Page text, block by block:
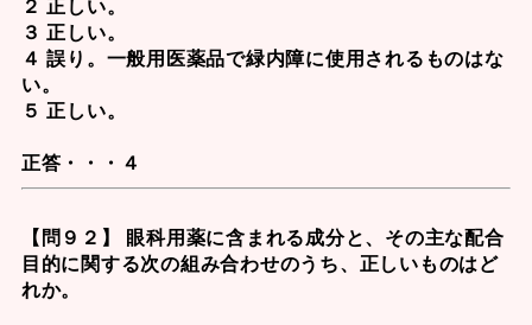
２ 正しい。
３ 正しい。
４ 誤り。一般用医薬品で緑内障に使用されるものはな
い。
５ 正しい。
正答・・・４
【問９２】 眼科用薬に含まれる成分と、その主な配合
目的に関する次の組み合わせのうち、正しいものはど
れか。